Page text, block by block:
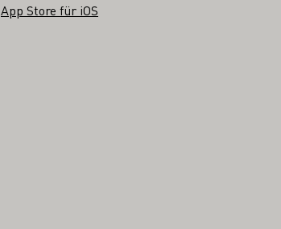
App Store für iOS